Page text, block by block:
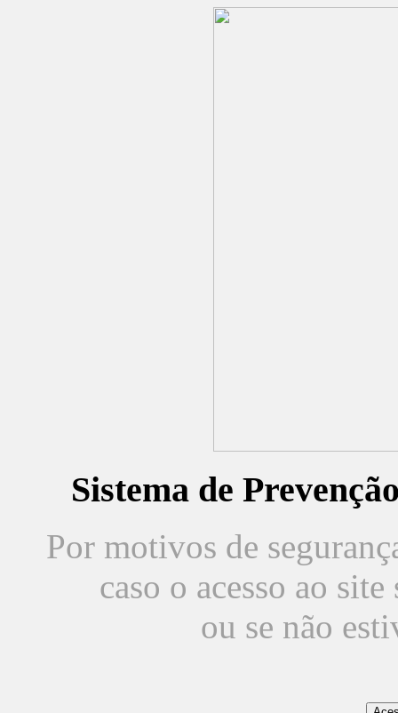
Sistema de
Por motivos de
caso o acesso ao
ou se não